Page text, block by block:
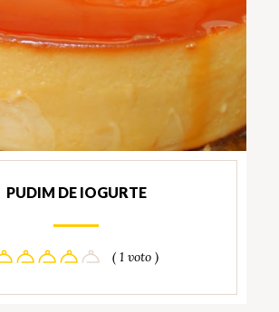
PUDIM DE IOGURTE
( 1 voto )